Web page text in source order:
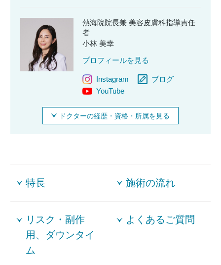
熱海院院長兼 美容皮膚科指導責任
者
小林 美幸
プロフィールを見る
Instagram
ブログ
YouTube
ドクターの経歴・資格・所属を見る
特長 施術の流れ
リスク・副作
用、ダウンタイ
ム
よくあるご質問